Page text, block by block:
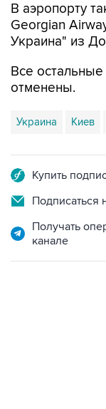
В аэропорту
Georgian
Украина" из
Все
отменены.
Украина Киев
Купить
Подписаться
Получать
канале